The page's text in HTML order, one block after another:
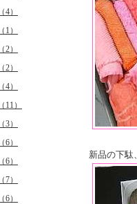
新品の下駄、
4）
1）
2）
2）
4）
11）
3）
6）
6）
7）
6）